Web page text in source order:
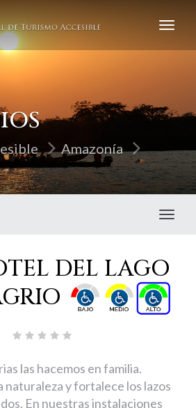
Amazonía
DEL LAGO
las hacemos en familia.
naturaleza y fortalece los lazos
En nuestras instalaciones